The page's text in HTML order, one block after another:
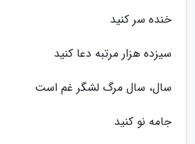
خنده سر کنید
سیزده هزار مرتبه دعا کنید
سال، سال مرگ لشگر غم است
جامه نو کنید